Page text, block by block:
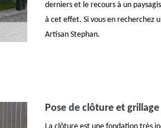
derniers et le recours à un
à cet effet. Si vous en recherchez
Artisan Stephan.
Pose de clôture et grillage